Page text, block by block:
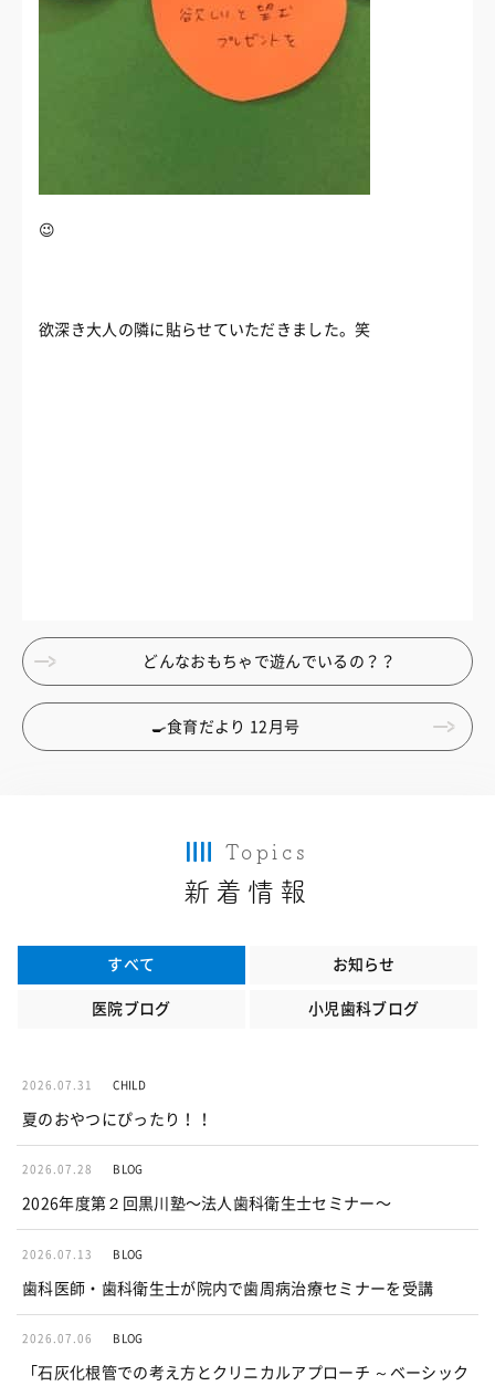
😉
欲深き大人の隣に貼らせていただきました。笑
どんなおもちゃで遊んでいるの？？
🍳食育だより 12月号
Topics
新着情報
すべて お知らせ
医院ブログ 小児歯科ブログ
2026.07.31 CHILD
夏のおやつにぴったり！！
2026.07.28 BLOG
2026年度第２回黒川塾〜法人歯科衛生士セミナー〜
2026.07.13 BLOG
歯科医師・歯科衛生士が院内で歯周病治療セミナーを受講
2026.07.06 BLOG
「石灰化根管での考え方とクリニカルアプローチ ～ベーシック